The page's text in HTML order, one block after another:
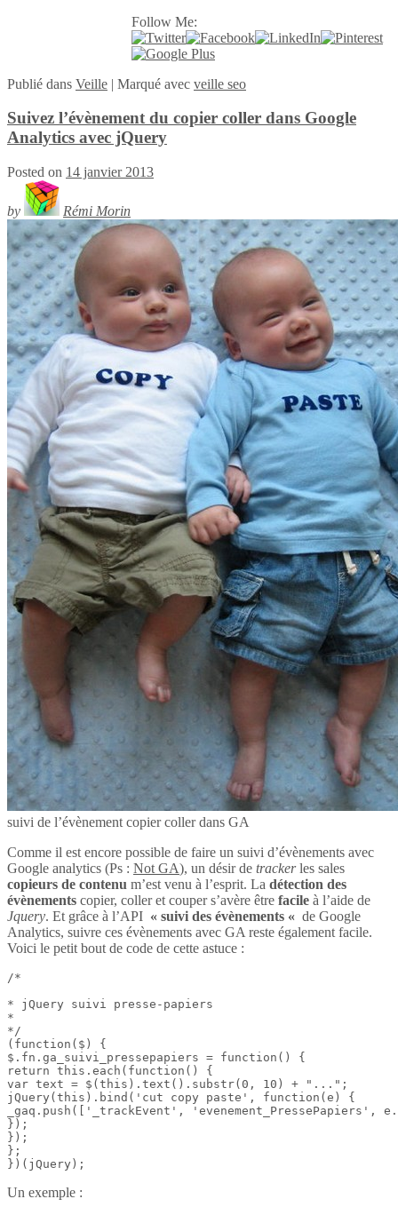
Follow Me:
Publié dans Veille | Marqué avec veille seo
Suivez l’évènement du copier coller dans Google
Analytics avec jQuery
Posted on 14 janvier 2013
by Rémi Morin
suivi de l’évènement copier coller dans GA
Comme il est encore possible de faire un suivi d’évènements avec
Google analytics (Ps : Not GA), un désir de trackerles sales
copieurs de contenu m’est venu à l’esprit. La détection des
évènements copier, coller et couper s’avère être facile à l’aide de
Jquery. Et grâce à l’API « suivi des évènements « de Google
Analytics, suivre ces évènements avec GA reste également facile.
Voici le petit bout de code de cette astuce :
/*
* jQuery suivi presse-papiers
*
*/
(function($) {
$.fn.ga_suivi_pressepapiers = function() {
return this.each(function() {
var text = $(this).text().substr(0, 10) + "...";
jQuery(this).bind('cut copy paste', function(e) {
_gaq.push(['_trackEvent', 'evenement_PressePapiers',
});
});
};
})(jQuery);
Un exemple :